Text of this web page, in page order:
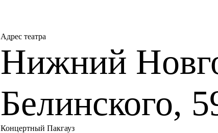
Адрес театра
Нижний
Белинского,
Концертный Пакгауз